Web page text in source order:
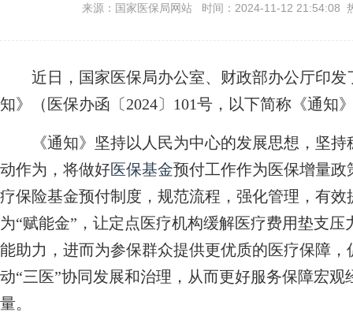
来源：国家医保局网站 时间：2024-11-12 21:54:08
近日，国家医保局办公室、财政部办公厅印发
知》（医保办函〔2024〕101号，以下简称《通知
《通知》坚持以人民为中心的发展思想，坚持
动作为，将做好医保基金预付工作作为医保增量
疗保险基金预付制度，规范流程，强化管理，有
为“赋能金”，让定点医疗机构缓解医疗费用垫支
能助力，进而为参保群众提供更优质的医疗保障
动“三医”协同发展和治理，从而更好服务保障宏
量。